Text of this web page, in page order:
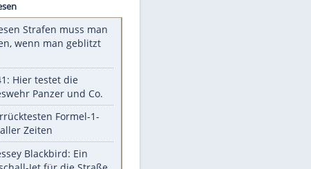
Flughafen: "Fremde Mächte" am
Werk?
Todsünden im Restaurant
BVB-Geschichte